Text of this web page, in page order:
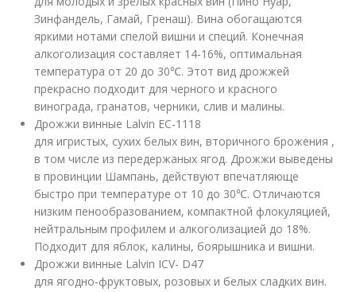
Зинфандель, Гамай, Гренаш). Вина обогащаются
яркими нотами спелой вишни и специй. Конечная
алкоголизация составляет 14-16%, оптимальная
температура от 20 до 30℃. Этот вид дрожжей
прекрасно подходит для черного и красного
винограда, гранатов, черники, слив и малины.
Дрожжи винные Lalvin ЕС-1118
для игристых, сухих белых вин, вторичного брожения ,
в том числе из передержаных ягод. Дрожжи выведены
в провинции Шампань, действуют впечатляюще
быстро при температуре от 10 до 30℃. Отличаются
низким пенообразованием, компактной флокуляцией,
нейтральным профилем и алкоголизацией до 18%.
Подходит для яблок, калины, боярышника и вишни.
Дрожжи винные Lalvin ICV- D47
для ягодно-фруктовых, розовых и белых сладких вин.